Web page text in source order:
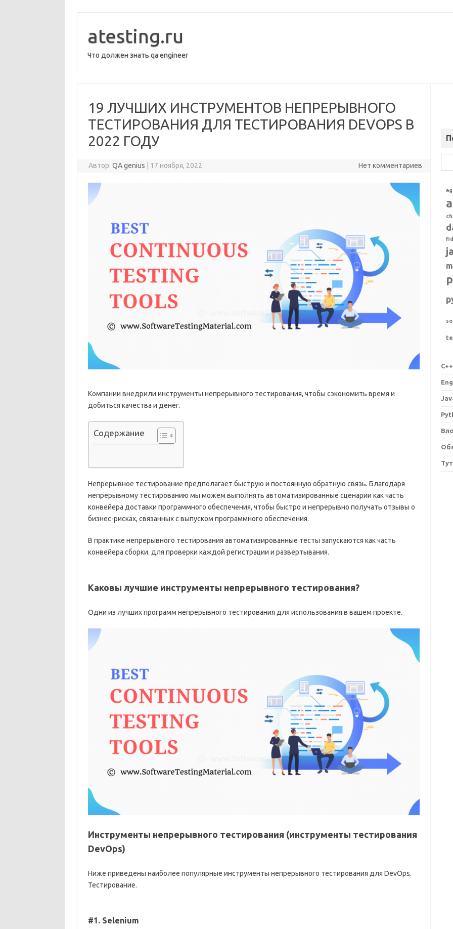
содержимому
atesting.ru
Что должен знать qa engineer
19 ЛУЧШИХ ИНСТРУМЕНТОВ НЕПРЕРЫВНОГО
ТЕСТИРОВАНИЯ ДЛЯ ТЕСТИРОВАНИЯ DEVOPS В
2022 ГОДУ
Автор:QA genius 17 ноября, 2022 Нет комментариев
Компании внедрили инструменты непрерывного тестирования, чтобы сэкономить время и
добиться качества и денег.
Содержание
Непрерывное тестирование предполагает быструю и постоянную обратную связь. Благодаря
непрерывному тестированию мы можем выполнять автоматизированные сценарии как часть
конвейера доставки программного обеспечения, чтобы быстро и непрерывно получать отзывы о
бизнес-рисках, связанных с выпуском программного обеспечения.
В практике непрерывного тестирования автоматизированные тесты запускаются как часть
конвейера сборки. для проверки каждой регистрации и развертывания.
Каковы лучшие инструменты непрерывного тестирования?
Одни из лучших программ непрерывного тестирования для использования в вашем проекте.
Инструменты непрерывного тестирования (инструменты тестирования
DevOps)
Ниже приведены наиболее популярные инструменты непрерывного тестирования для DevOps.
Тестирование.
#1. Selenium
C++